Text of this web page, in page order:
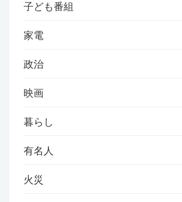
子ども番組
家電
政治
映画
暮らし
有名人
火災